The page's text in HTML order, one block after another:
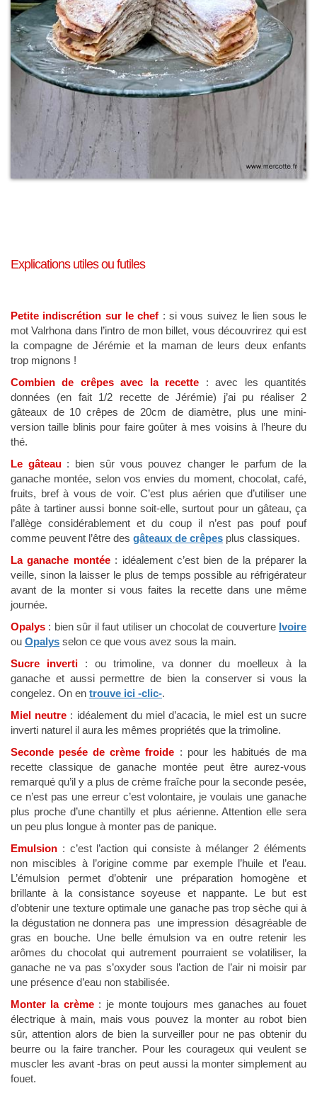
Explications utiles ou futiles
Petite indiscrétion sur le chef : si vous suivez le lien sous le
mot Valrhona dans l’intro de mon billet, vous découvrirez qui est
la compagne de Jérémie et la maman de leurs deux enfants
trop mignons !
Combien de crêpes avec la recette : avec les quantités
données (en fait 1/2 recette de Jérémie) j’ai pu réaliser 2
gâteaux de 10 crêpes de 20cm de diamètre, plus une mini-
version taille blinis pour faire goûter à mes voisins à l’heure du
thé.
Le gâteau : bien sûr vous pouvez changer le parfum de la
ganache montée, selon vos envies du moment, chocolat, café,
fruits, bref à vous de voir. C’est plus aérien que d’utiliser une
pâte à tartiner aussi bonne soit-elle, surtout pour un gâteau, ça
l’allège considérablement et du coup il n’est pas pouf pouf
comme peuvent l’être des gâteaux de crêpes plus classiques.
La ganache montée: idéalement c’est bien de la préparer la
veille, sinon la laisser le plus de temps possible au réfrigérateur
avant de la monter si vous faites la recette dans une même
journée.
Opalys : bien sûr il faut utiliser un chocolat de couverture Ivoire
ou Opalys selon ce que vous avez sous la main.
Sucre inverti: ou trimoline, va donner du moelleux à la
ganache et aussi permettre de bien la conserver si vous la
congelez. On en trouve ici -clic-.
Miel neutre : idéalement du miel d’acacia, le miel est un sucre
inverti naturel il aura les mêmes propriétés que la trimoline.
Seconde pesée de crème froide : pour les habitués de ma
recette classique de ganache montée peut être aurez-vous
remarqué qu’il y a plus de crème fraîche pour la seconde pesée,
ce n’est pas une erreur c’est volontaire, je voulais une ganache
plus proche d’une chantilly et plus aérienne. Attention elle sera
un peu plus longue à monter pas de panique.
Emulsion : c’est l’action qui consiste à mélanger 2 éléments
non miscibles à l’origine comme par exemple l’huile et l’eau.
L’émulsion permet d’obtenir une préparation homogène et
brillante à la consistance soyeuse et nappante. Le but est
d’obtenir une texture optimale une ganache pas trop sèche qui à
la dégustation ne donnera pas une impression désagréable de
gras en bouche. Une belle émulsion va en outre retenir les
arômes du chocolat qui autrement pourraient se volatiliser, la
ganache ne va pas s’oxyder sous l’action de l’air ni moisir par
une présence d’eau non stabilisée.
Monter la crème: je monte toujours mes ganaches au fouet
électrique à main, mais vous pouvez la monter au robot bien
sûr, attention alors de bien la surveiller pour ne pas obtenir du
beurre ou la faire trancher. Pour les courageux qui veulent se
muscler les avant -bras on peut aussi la monter simplement au
fouet.